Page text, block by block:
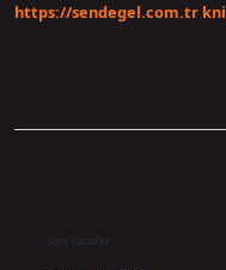
https://sendegel.com.tr
Son Yazılar